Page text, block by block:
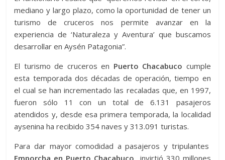
mediano y largo plazo, como la oportunidad de tener un
turismo de cruceros nos permite avanzar en la
experiencia de ‘Naturaleza y Aventura’ que buscamos
desarrollar en Aysén Patagonia”.
El turismo de cruceros en Puerto Chacabuco cumple
esta temporada dos décadas de operación, tiempo en
el cual se han incrementado las recaladas que, en 1997,
fueron sólo 11 con un total de 6.131 pasajeros
atendidos y, desde esa primera temporada, la localidad
aysenina ha recibido 354 naves y 313.091 turistas.
Para dar mayor comodidad a pasajeros y tripulantes
Emporcha en Puerto Chacabuco invirtió 330 millones